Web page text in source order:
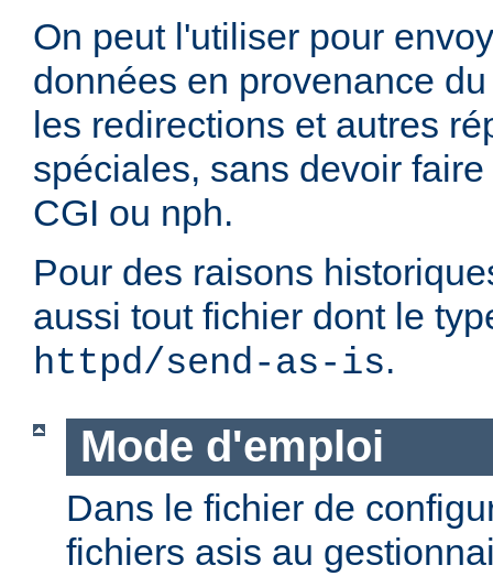
On peut l'utiliser pour
données en provenance
les redirections et autres
spéciales, sans devoir
CGI ou nph.
Pour des raisons
aussi tout fichier dont le
httpd/send-as-is.
Mode d'emploi
Dans le fichier de
fichiers asis au